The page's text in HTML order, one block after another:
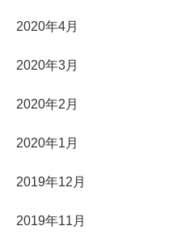
2020年4月
2020年3月
2020年2月
2020年1月
2019年12月
2019年11月